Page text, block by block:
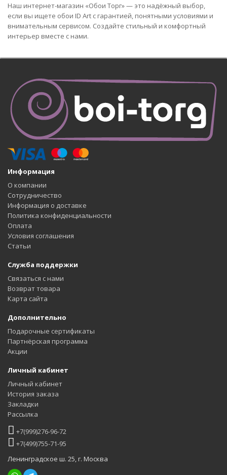
Наш интернет-магазин «Обои Торг» — это надёжный выбор,
если вы ищете обои ID Art с гарантией, понятными условиями и
внимательным сервисом. Создайте стильный и комфортный
интерьер вместе с нами.
Информация
О компании
Сотрудничество
Информация о доставке
Политика конфиденциальности
Оплата
Условия соглашения
Статьи
Служба поддержки
Связаться с нами
Возврат товара
Карта сайта
Дополнительно
Подарочные сертификаты
Партнёрская программа
Акции
Личный кабинет
Личный кабинет
История заказа
Закладки
Рассылка
+7(999)276-96-72
+7(499)755-71-95
Ленинградское ш. 25, г. Москва